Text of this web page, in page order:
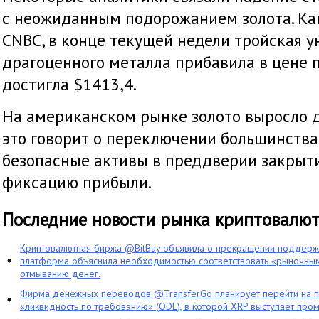
с неожиданным подорожанием золота.
CNBC, в конце текущей недели тройская
драгоценного металла прибавила в цене
достигла $1413,4.
На американском рынке золото выросло
это говорит о переключении
безопасные активы в преддверии
фиксацию прибыли.
Последние новости рынка криптовалют
Криптовалютная биржа @BitBay объявила о прекращении
платформа объяснила необходимостью соответствовать
отмыванию денег.
Фирма денежных переводов @TransferGo планирует перейти на
«ликвидность по требованию» (ODL), в которой XRP выступает